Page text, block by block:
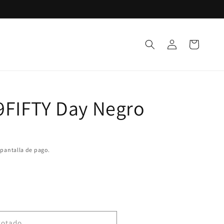
Iniciar
sesión
Carrito
Day Negro
de pago.